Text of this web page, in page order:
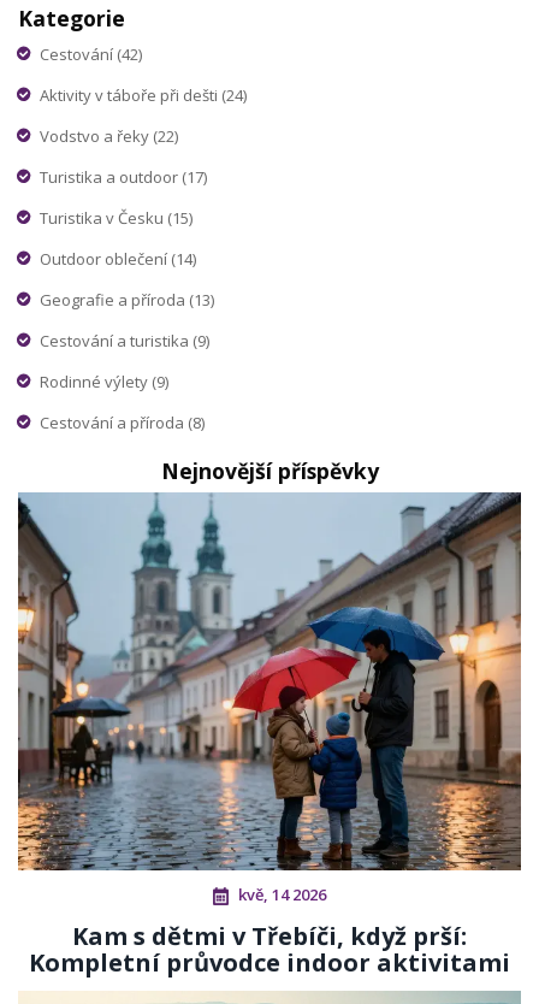
Kategorie
Cestování (42)
Aktivity v táboře při dešti (24)
Vodstvo a řeky (22)
Turistika a outdoor (17)
Turistika v Česku (15)
Outdoor oblečení (14)
Geografie a příroda (13)
Cestování a turistika (9)
Rodinné výlety (9)
Cestování a příroda (8)
Nejnovější příspěvky
kvě, 14 2026
Kam s dětmi v Třebíči, když prší:
Kompletní průvodce indoor aktivitami